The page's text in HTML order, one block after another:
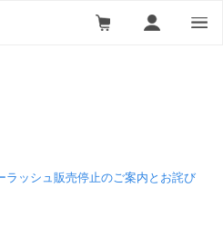
ラッシュ販売停止のご案内とお詫び